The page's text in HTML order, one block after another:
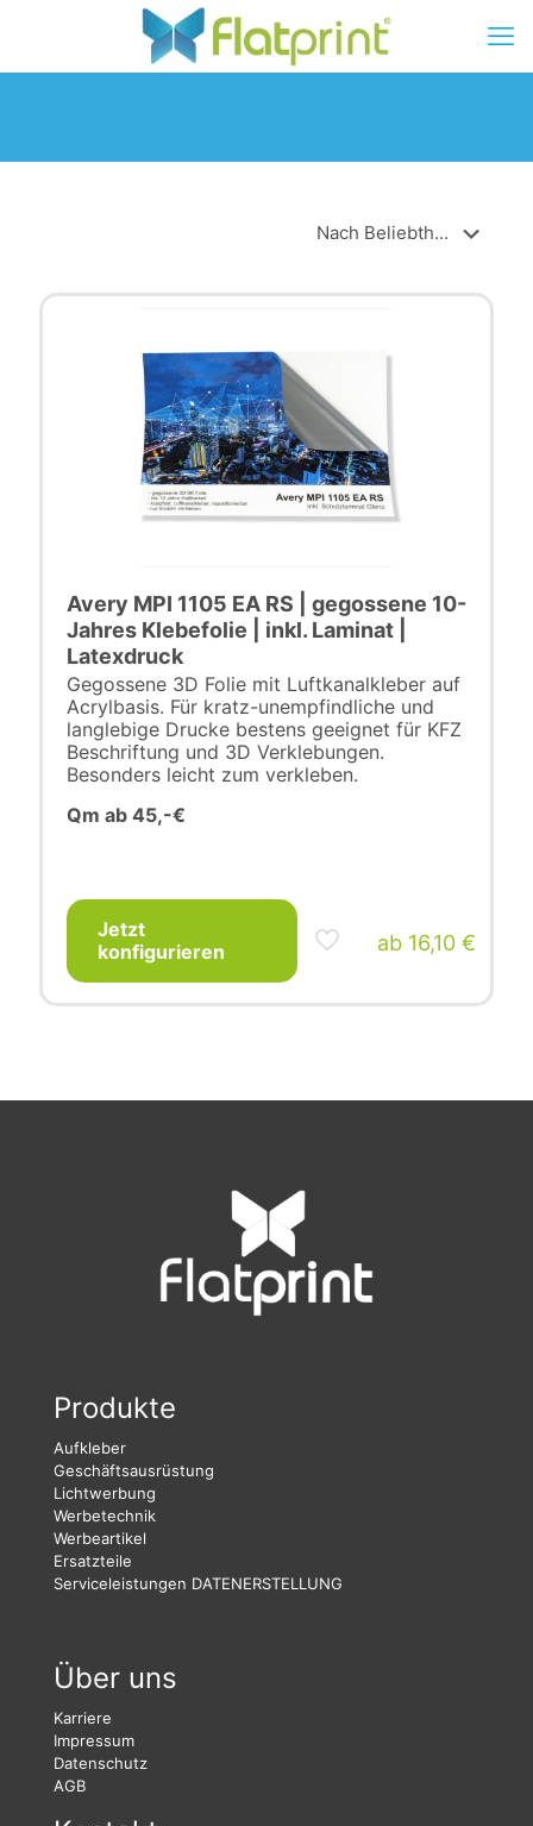
Avery MPI 1105 EA RS | gegossene 10-
Jahres Klebefolie | inkl. Laminat |
Latexdruck
Gegossene 3D Folie mit Luftkanalkleber auf
Acrylbasis. Für kratz-unempfindliche und
langlebige Drucke bestens geeignet für KFZ
Beschriftung und 3D Verklebungen.
Besonders leicht zum verkleben.
Qm ab 45,-€
ab 16,10 €
Jetzt
konfigurieren
Produkte
Aufkleber
Geschäftsausrüstung
Lichtwerbung
Werbetechnik
Werbeartikel
Ersatzteile
Serviceleistungen DATENERSTELLUNG
Über uns
Karriere
Impressum
Datenschutz
AGB